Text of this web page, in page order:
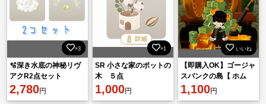
×3
🫧‪深き水底の神秘リヴ
アクR2点セット
2,780円
×1
SR 小さな家のポットの
木 ５点
1,000円
いいね
【即購入OK】ゴージャ
スバンクの島【 ホム
28点 フルセット】
1,100円